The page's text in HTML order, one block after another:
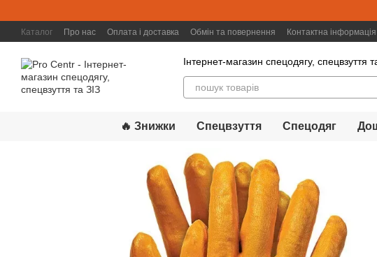
Каталог Про нас Оплата і доставка Обмін та повернення Контактна інформація
Інтернет-магазин спецодягу, спецвзуття
🔥 Знижки Спецвзуття Спецодяг